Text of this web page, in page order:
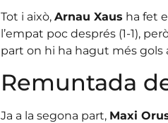
Tot i això, Arnau Xaus ha fet
l’empat poc després (1-1),
part on hi ha hagut més gols
Remuntada
Ja a la segona part, Maxi